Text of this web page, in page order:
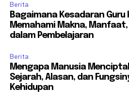
Berita
Bagaimana Kesadaran Guru
Memahami Makna,
dalam Pembelajaran
Berita
Mengapa Manusia
Sejarah, Alasan, dan
Kehidupan